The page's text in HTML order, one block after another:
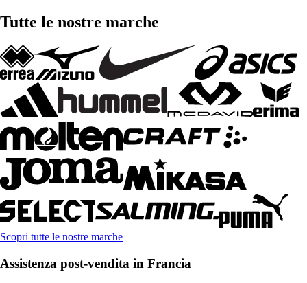
Tutte le nostre marche
Scopri tutte le nostre marche
Assistenza post-vendita in Francia